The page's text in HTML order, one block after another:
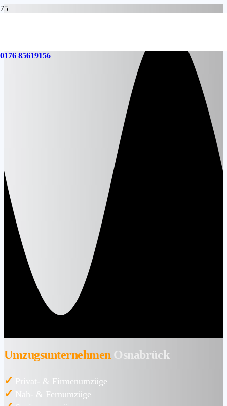
0176 85619156
Umzugsunternehmen Osnabrück
✓ Privat- & Firmenumzüge
✓ Nah- & Fernumzüge